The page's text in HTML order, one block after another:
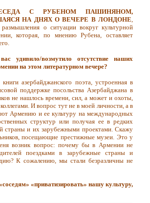
С РУБЕНОМ ПАШИНЯНОМ,
НА ДНЯХ О ВЕЧЕРЕ В ЛОНДОНЕ
о ситуации вокруг культурной
которая, по мнению Рубена, оставляет
удивило/возмутило отсутствие наших
на этом литературном вечере?
азербайджанского поэта, устроенная в
поддержке посольства Азербайджана в
не нашлось времени, сил, а может и охоты,
И вопрос тут не в моей личности, а в
Армению и ее культуру на международных
структур или получая ее в редких
страны и их зарубежными проектами. Скажу
посещающие престижные музеи. Это у
возник вопрос: почему бы в Армении не
поездками в зарубежные страны и
К сожалению, мы стали безразличны не
«приватизировать» нашу культуру,